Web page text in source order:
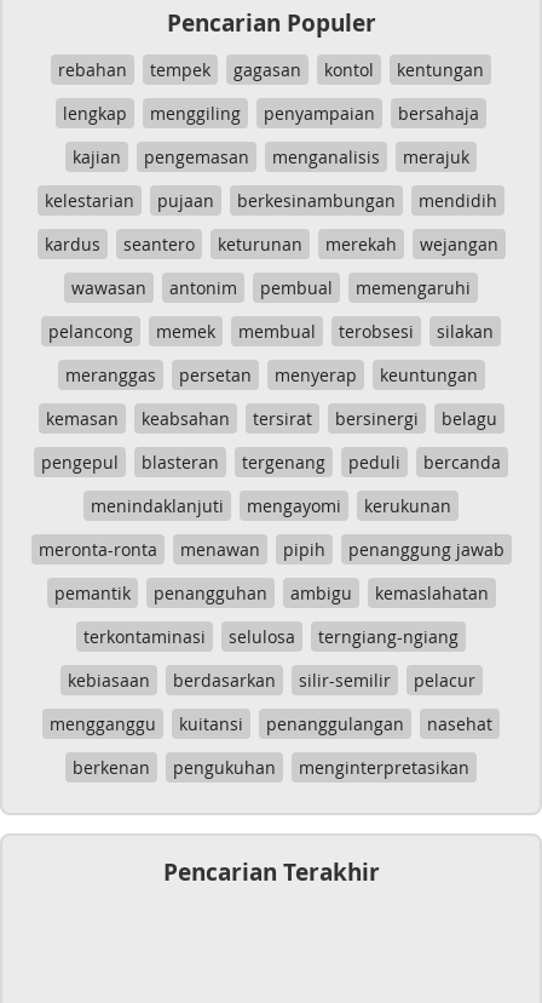
Pencarian Populer
rebahan tempek gagasan kontol
kentungan
lengkap
menggiling penyampaian
bersahaja
kajian
pengemasan menganalisis
merajuk
kelestarian
pujaan berkesinambungan
mendidih
kardus
seantero keturunan merekah
wejangan
wawasan
antonim pembual
memengaruhi
pelancong
memek membual terobsesi
silakan
meranggas
persetan menyerap
keuntungan
kemasan
keabsahan tersirat bersinergi
belagu
pengepul
blasteran tergenang peduli
bercanda
menindaklanjuti
mengayomi
kerukunan
meronta-ronta
menawan pipih
penanggung jawab
pemantik
penangguhan ambigu
kemaslahatan
terkontaminasi
selulosa
terngiang-ngiang
kebiasaan
berdasarkan silir-semilir
pelacur
mengganggu
kuitansi penanggulangan
nasehat
berkenan
pengukuhan menginterpretasikan
Pencarian Terakhir